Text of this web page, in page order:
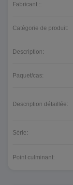
Fabricant ::
Catégorie de produit:
Description:
Paquet/cas:
Description détaillée:
Série:
Point culminant: